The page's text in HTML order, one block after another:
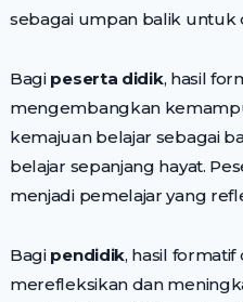
sebagai umpan balik untuk
Bagi peserta didik, hasil
mengembangkan
kemajuan belajar sebagai
belajar sepanjang hayat.
menjadi pemelajar yang
Bagi pendidik, hasil
merefleksikan dan